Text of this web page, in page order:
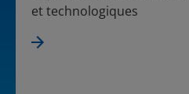
et technologiques